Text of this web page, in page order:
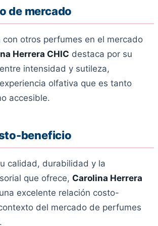
de mercado
con otros perfumes en el mercado
Herrera CHIC destaca por su
intensidad y sutileza,
olfativa que es tanto
accesible.
beneficio
calidad, durabilidad y la
que ofrece, Carolina Herrera
excelente relación costo-
del mercado de perfumes